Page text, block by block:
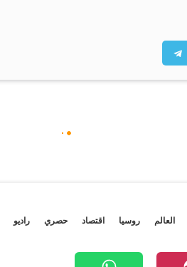
العالم روسيا اقتصاد حصري راديو